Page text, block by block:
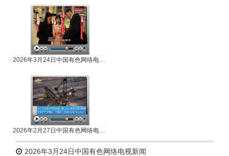
2026年3月24日中国有色网络电视新闻
2026年2月27日中国有色网络电视新闻
2026年3月24日中国有色网络电视新闻